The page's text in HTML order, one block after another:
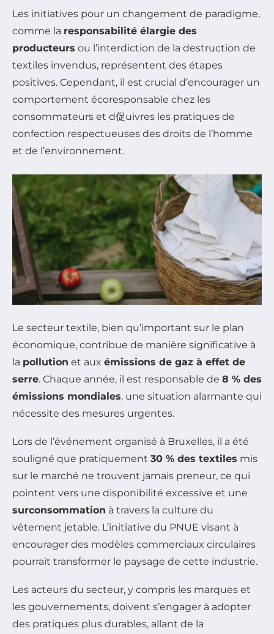
Les initiatives pour un changement de paradigme,
comme la responsabilité élargie des
producteurs ou l’interdiction de la destruction de
textiles invendus, représentent des étapes
positives. Cependant, il est crucial d’encourager un
comportement écoresponsable chez les
consommateurs et d促uivres les pratiques de
confection respectueuses des droits de l’homme
et de l’environnement.
Le secteur textile, bien qu’important sur le plan
économique, contribue de manière significative à
la pollution et aux émissions de gaz à effet de
serre. Chaque année, il est responsable de 8 % des
émissions mondiales, une situation alarmante qui
nécessite des mesures urgentes.
Lors de l’événement organisé à Bruxelles, il a été
souligné que pratiquement 30 % des textiles mis
sur le marché ne trouvent jamais preneur, ce qui
pointent vers une disponibilité excessive et une
surconsommation à travers la culture du
vêtement jetable. L’initiative du PNUE visant à
encourager des modèles commerciaux circulaires
pourrait transformer le paysage de cette industrie.
Les acteurs du secteur, y compris les marques et
les gouvernements, doivent s’engager à adopter
des pratiques plus durables, allant de la